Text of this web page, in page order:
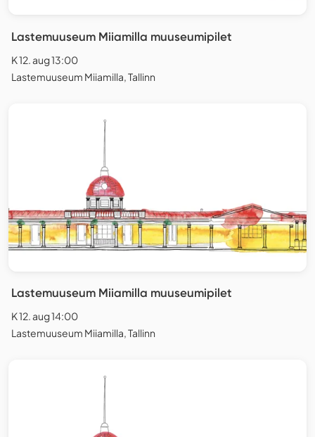
Lastemuuseum Miiamilla muuseumipilet
K 12. aug 13:00
Lastemuuseum Miiamilla, Tallinn
Lastemuuseum Miiamilla muuseumipilet
K 12. aug 14:00
Lastemuuseum Miiamilla, Tallinn